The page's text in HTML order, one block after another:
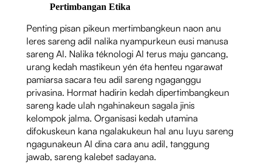
Pertimbangan Etika
Penting pisan pikeun mertimbangkeun naon anu
leres sareng adil nalika nyampurkeun eusi manusa
sareng AI. Nalika téknologi AI terus maju gancang,
urang kedah mastikeun yén éta henteu ngarawat
pamiarsa sacara teu adil sareng ngaganggu
privasina. Hormat hadirin kedah dipertimbangkeun
sareng kade ulah ngahinakeun sagala jinis
kelompok jalma. Organisasi kedah utamina
difokuskeun kana ngalakukeun hal anu luyu sareng
ngagunakeun AI dina cara anu adil, tanggung
jawab, sareng kalebet sadayana.